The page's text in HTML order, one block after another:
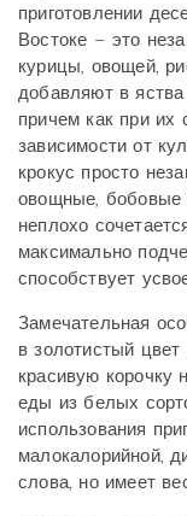
приготовлении
Востоке – это
курицы, овощей,
добавляют в
причем как при их
зависимости от
крокус просто
овощные, бобовые
неплохо
максимально
способствует
Замечательная
в золотистый
красивую корочку
еды из белых
использования
малокалорийной,
слова, но имеет